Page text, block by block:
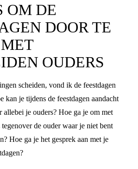
OM DE
DOOR TE
OUDERS
scheiden, vond ik de feestdagen
kan je tijdens de feestdagen aandacht
je ouders? Hoe ga je om met
de ouder waar je niet bent
Hoe ga je het gesprek aan met je